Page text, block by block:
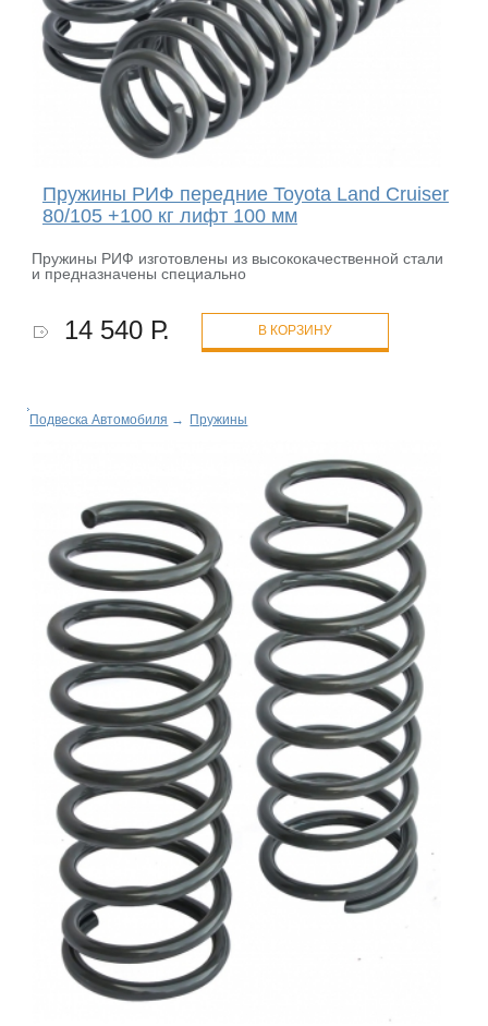
Пружины РИФ передние Toyota Land Cruiser
80/105 +100 кг лифт 100 мм
Пружины РИФ изготовлены из высококачественной стали
и предназначены специально
14 540 Р. В КОРЗИНУ
Подвеска Автомобиля → Пружины